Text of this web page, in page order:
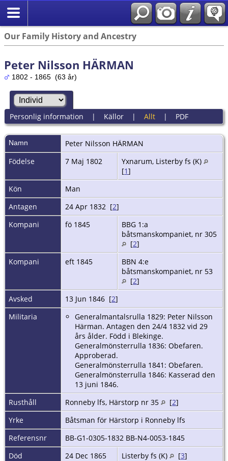
Our Family History and Ancestry
Peter Nilsson HÄRMAN
1802 - 1865 (63 år)
Personlig information | Källor| Allt| PDF
Namn Peter Nilsson HÄRMAN
Födelse
7 Maj 1802
Yxnarum, Listerby fs (K)
[1]
Kön
Man
Antagen
24 Apr 1832 [2]
Kompani
fö 1845
BBG 1:a
båtsmanskompaniet, nr 305
[2]
Kompani
eft 1845
BBN 4:e
båtsmanskompaniet, nr 53
[2]
Avsked
13 Jun 1846 [2]
Militaria
Generalmantalsrulla 1829: Peter Nilsson
Härman. Antagen den 24/4 1832 vid 29
års ålder. Född i Blekinge.
Generalmönsterrulla 1836: Obefaren.
Approberad.
Generalmönsterrulla 1841: Obefaren.
Generalmönsterrulla 1846: Kasserad den
13 juni 1846.
Rusthåll
Ronneby lfs, Härstorp nr 35 [2]
Yrke
Båtsman för Härstorp i Ronneby lfs
Referensnr
BB-G1-0305-1832 BB-N4-0053-1845
Död
24 Dec 1865 Listerby fs (K) [3]